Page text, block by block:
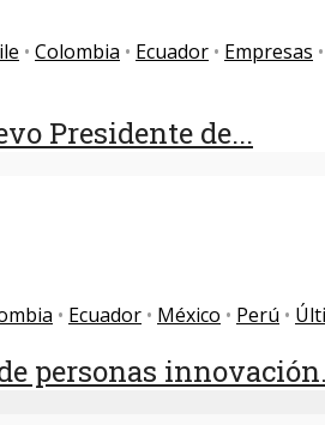
• Colombia • Ecuador • Empresas •
Presidente de...
• Ecuador • México • Perú •
personas